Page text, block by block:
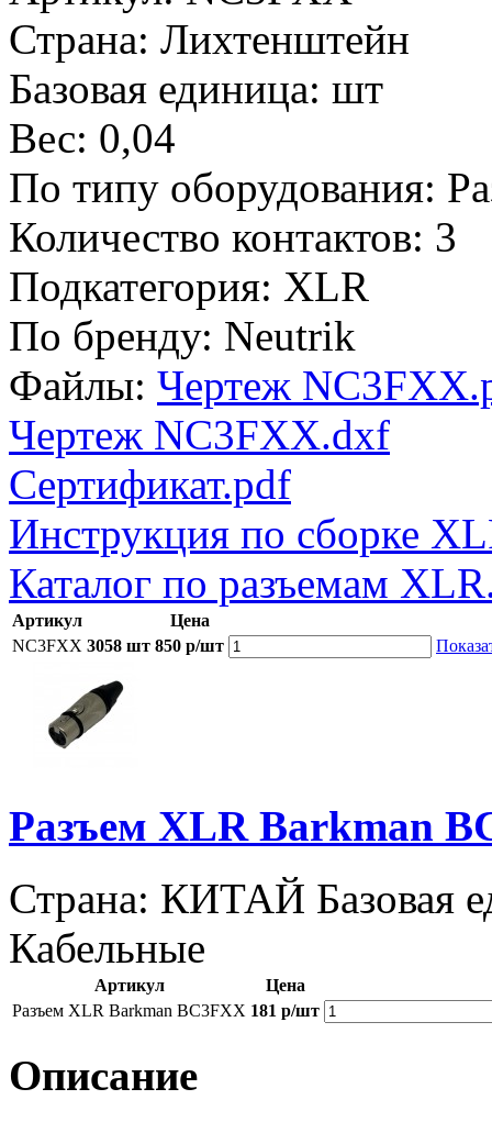
Страна: Лихтенштейн
Базовая единица: шт
Вес: 0,04
По типу оборудования:
Количество контактов: 3
Подкатегория: XLR
По бренду: Neutrik
Файлы: Чертеж
Чертеж NC3FXX.dxf
Сертификат.pdf
Инструкция по сборке
Каталог по разъемам
Артикул
Цена
NC3FXX 3058 шт 850 р/шт
Разъем XLR Barkman
Страна: КИТАЙ Базовая
Кабельные
Артикул
Цена
Разъем XLR Barkman BC3FXX 181 р/шт
Описание